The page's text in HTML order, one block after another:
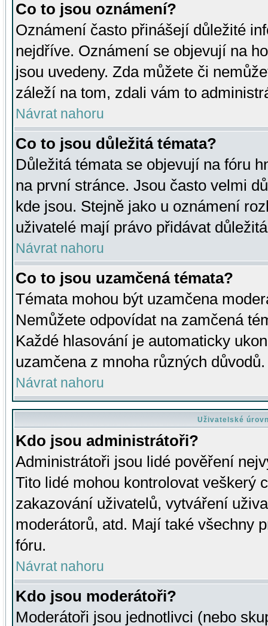
Co to jsou oznámení?
Oznámení často přinášejí důležité
nejdříve. Oznámení se objevují na
jsou uvedeny. Zda můžete či
záleží na tom, zdali vám to
Návrat nahoru
Co to jsou důležitá témata?
Důležitá témata se objevují na fóru
na první stránce. Jsou často velmi
kde jsou. Stejně jako u oznámení
uživatelé mají právo přidávat
Návrat nahoru
Co to jsou uzamčená témata?
Témata mohou být uzamčena
Nemůžete odpovídat na zamčená
Každé hlasování je automaticky
uzamčena z mnoha různých důvodů.
Návrat nahoru
Uživatelské
Kdo jsou administrátoři?
Administrátoři jsou lidé pověření
Tito lidé mohou kontrolovat veškerý
zakazování uživatelů, vytváření
moderátorů, atd. Mají také všechny
fóru.
Návrat nahoru
Kdo jsou moderátoři?
Moderátoři jsou jednotlivci (nebo